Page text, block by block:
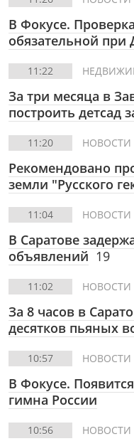
В Фокусе.
обязательной
11:22
За три месяца в
построить детсад
11:20 НОВОСТИ
Рекомендовано
земли "Русского
11:04 НОВОСТИ
В Саратове
объявлений 19
11:02 НОВОСТИ
За 8 часов в
десятков пьяных
10:57 НОВОСТИ
В Фокусе.
гимна России
10:56 НОВОСТИ